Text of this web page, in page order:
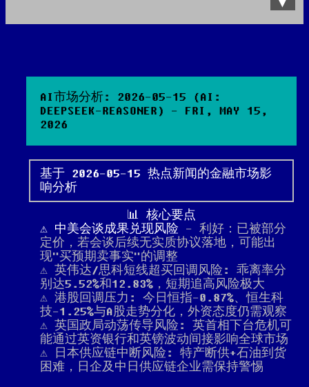
AI市场分析: 2026-05-15 (AI:
DEEPSEEK-REASONER) - FRI, MAY 15,
2026
基于 2026-05-15 热点新闻的金融市场影
响分析
📊 核心要点
⚠️ 中美会谈成果兑现风险 - 利好：已被部分
定价，若会谈后续无实质协议落地，可能出
现"买预期卖事实"的调整
⚠️ 英伟达/思科短线超买回调风险: 乖离率分
别达5.52%和12.83%，短期追高风险极大
⚠️ 港股回调压力: 今日恒指-0.87%、恒生科
技-1.25%与A股走势分化，外资态度仍需观察
⚠️ 英国政局动荡传导风险: 英首相下台危机可
能通过英资银行和英镑波动间接影响全球市场
⚠️ 日本供应链中断风险: 特产断供+石油到货
困难，日企及中日供应链企业需保持警惕